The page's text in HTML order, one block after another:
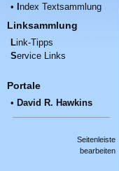
• ndex Textsammlung
Linksammlung
Link-Tipps
Service Links
Portale
• David R. Hawkins
Seitenleiste
bearbeiten